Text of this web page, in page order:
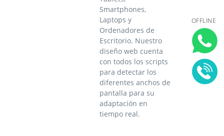
Smartphones,
Laptops y
Ordenadores de
Escritorio. Nuestro
diseño web cuenta
con todos los scripts
para detectar los
diferentes anchos de
pantalla para su
adaptación en
tiempo real.
OFFLINE